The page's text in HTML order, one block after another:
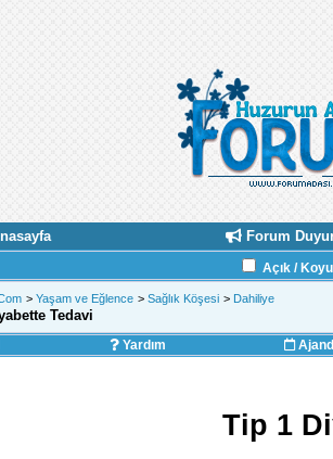
Forum
Açık /
> Yaşam ve Eğlence > Sağlık Köşesi > Dahiliye
Tedavi
Yardım
Tip 1